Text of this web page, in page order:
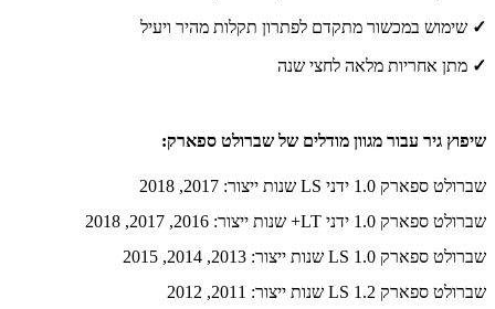
✓ שימוש במכשור מתקדם לפתרון תקלות מהיר ויעיל
✓ מתן אחריות מלאה לחצי שנה
שיפוץ גיר עבור מגוון מודלים של שברולט ספארק:
שברולט ספארק 1.0 ידני LS שנות ייצור: 2017, 2018
שברולט ספארק 1.0 ידני LT+ שנות ייצור: 2016, 2017, 2018
שברולט ספארק 1.0 LS שנות ייצור: 2013, 2014, 2015
שברולט ספארק 1.2 LS שנות ייצור: 2011, 2012